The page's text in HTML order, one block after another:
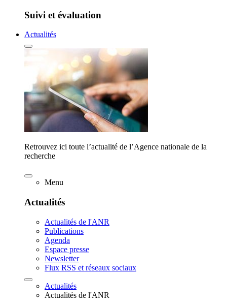
Suivi et évaluation
Actualités
Retrouvez ici toute l’actualité de l’Agence nationale de la
recherche
Menu
Actualités
Actualités de l'ANR
Publications
Agenda
Espace presse
Newsletter
Flux RSS et réseaux sociaux
Actualités
Actualités de l'ANR